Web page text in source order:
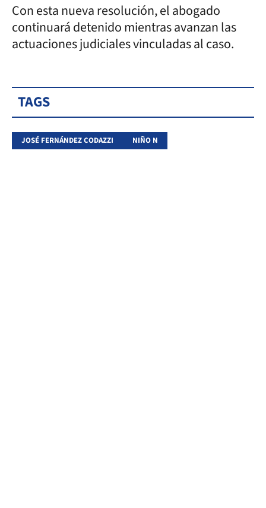
Con esta nueva resolución, el abogado
continuará detenido mientras avanzan las
actuaciones judiciales vinculadas al caso.
TAGS
JOSÉ FERNÁNDEZ CODAZZI NIÑO N